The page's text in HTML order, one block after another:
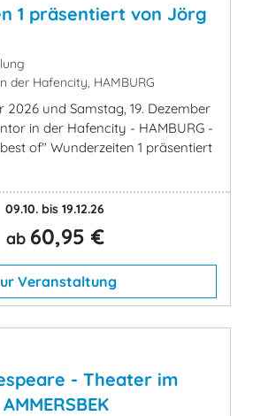
1 präsentiert von Jörg
der Hafencity, HAMBURG
2026 und Samstag, 19. Dezember
in der Hafencity - HAMBURG -
of" Wunderzeiten 1 präsentiert
09.10. bis 19.12.26
ab 60,95 €
Veranstaltung
- Theater im